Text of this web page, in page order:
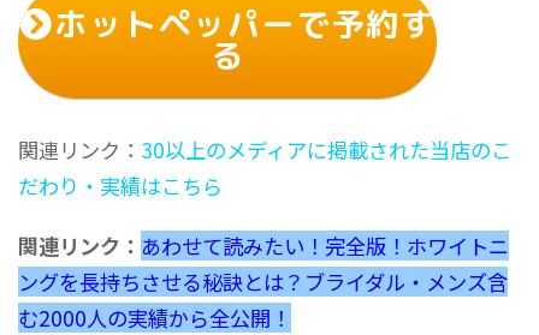
ホットペッパーで予約す
る
関連リンク： 30以上のメディアに掲載された当店のこ
だわり・実績はこちら
関連リンク： あわせて読みたい！完全版！ホワイトニ
ングを長持ちさせる秘訣とは？ブライダル・メンズ含
む2000人の実績から全公開！